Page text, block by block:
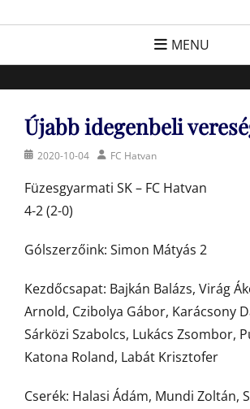
FC
Egyesület a hatvani labdarúgásért,
MENU
Újabb idegenbeli
Posted2020-10-04 AuthorFC Hatvan
Füzesgyarmati SK – FC Hatvan
4-2 (2-0)
Gólszerzőink: Simon Mátyás 2
Kezdőcsapat: Bajkán Balázs, Virág
Arnold, Czibolya Gábor, Karácsony
Sárközi Szabolcs, Lukács Zsombor,
Katona Roland, Labát Krisztofer
Cserék: Halasi Ádám, Mundi Zoltán,